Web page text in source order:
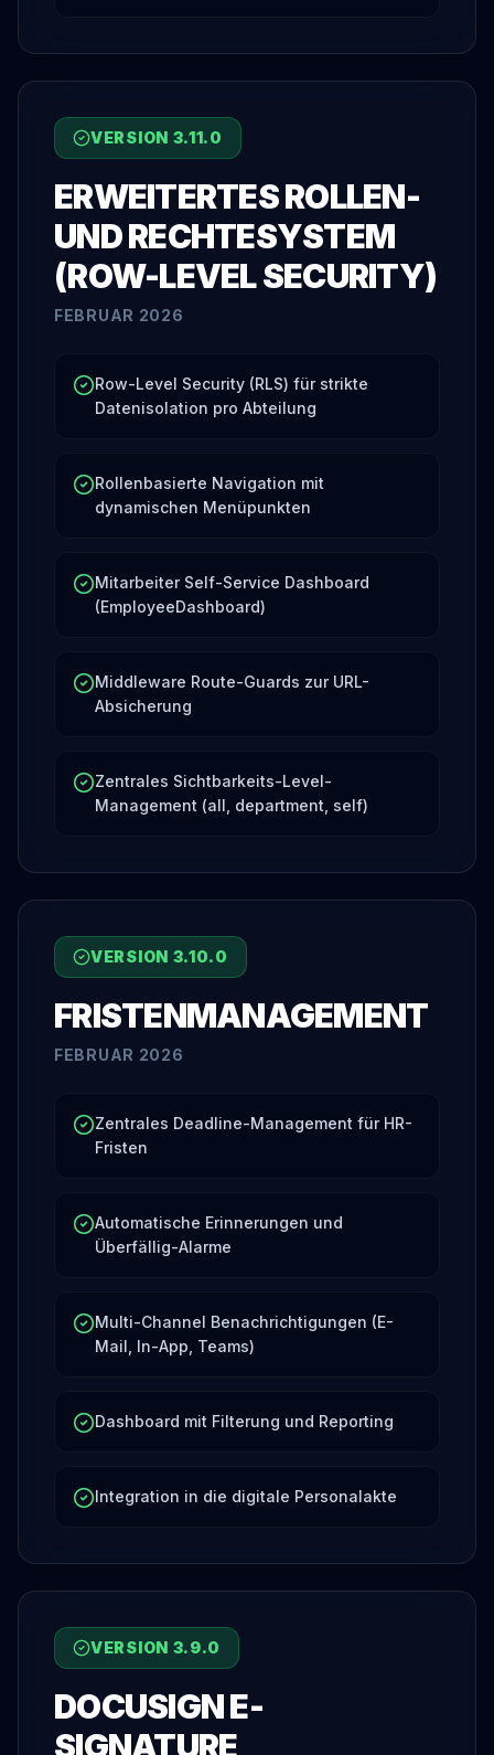
VERSION 3.11.0
ERWEITERTES ROLLEN-
UND RECHTESYSTEM
(ROW-LEVEL SECURITY)
FEBRUAR 2026
Row-Level Security (RLS) für strikte
Datenisolation pro Abteilung
Rollenbasierte Navigation mit
dynamischen Menüpunkten
Mitarbeiter Self-Service Dashboard
(EmployeeDashboard)
Middleware Route-Guards zur URL-
Absicherung
Zentrales Sichtbarkeits-Level-
Management (all, department, self)
VERSION 3.10.0
FRISTENMANAGEMENT
FEBRUAR 2026
Zentrales Deadline-Management für HR-
Fristen
Automatische Erinnerungen und
Überfällig-Alarme
Multi-Channel Benachrichtigungen (E-
Mail, In-App, Teams)
Dashboard mit Filterung und Reporting
Integration in die digitale Personalakte
VERSION 3.9.0
DOCUSIGN E-
SIGNATURE